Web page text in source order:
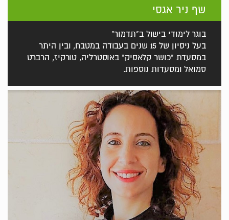
שף ניר אגסי
בוגר לימודי בישול ב"תדמור"
בעל ניסיון של 15 שנים בעבודה במטבח, ובין היתר
במסעדת "כושר קלאסיק" באוסטרליה, טורקיז, הרברט
סמואל ומסעדות נוספות.